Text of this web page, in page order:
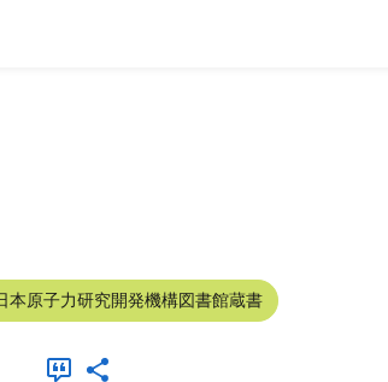
本原子力研究開発機構図書館蔵書